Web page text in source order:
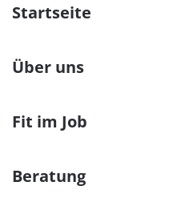
Startseite
Über uns
Fit im Job
Beratung